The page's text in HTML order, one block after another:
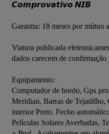
𝘾𝙤𝙢𝙥𝙧𝙤𝙫𝙖𝙩𝙞𝙫𝙤 𝙉𝙄𝘽
Garantia: 18 meses por mútuo
Viatura publicada
dados carecem de
Equipamento:
Computador de bordo, Gps
Meridian, Barras de
interior Preto, Fecho
Películas Solares Averbadas,